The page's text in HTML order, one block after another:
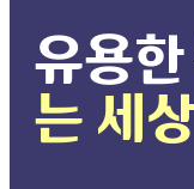
유용
는 세